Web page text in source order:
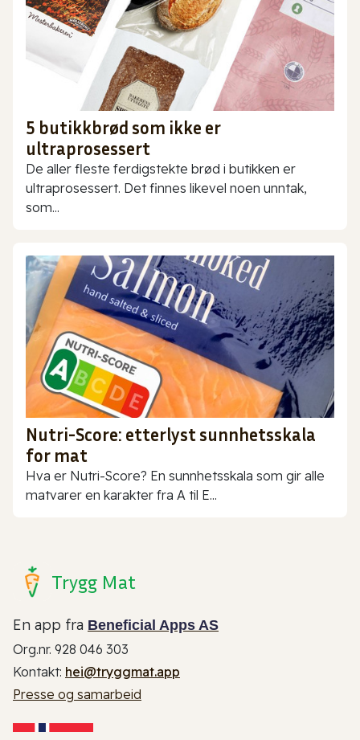
5 butikkbrød som ikke er
ultraprosessert
De aller fleste ferdigstekte brød i butikken er
ultraprosessert. Det finnes likevel noen unntak,
som...
Nutri-Score: etterlyst sunnhetsskala
for mat
Hva er Nutri-Score? En sunnhetsskala som gir alle
matvarer en karakter fra A til E...
Trygg Mat
En app fra Beneficial Apps AS
Org.nr. 928 046 303
Kontakt: hei@tryggmat.app
Presse og samarbeid